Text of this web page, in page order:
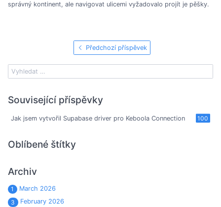
správný kontinent, ale navigovat ulicemi vyžadovalo projít je pěšky.
Předchozí příspěvek
Související příspěvky
100
Jak jsem vytvořil Supabase driver pro Keboola Connection
Oblíbené štítky
Archiv
1
March 2026
3
February 2026